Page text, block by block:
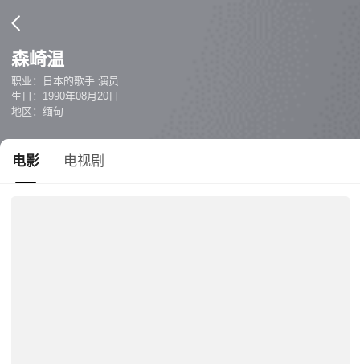
森崎温
职业：日本的歌手 演员
生日：1990年08月20日
地区：缅甸
电影 电视剧